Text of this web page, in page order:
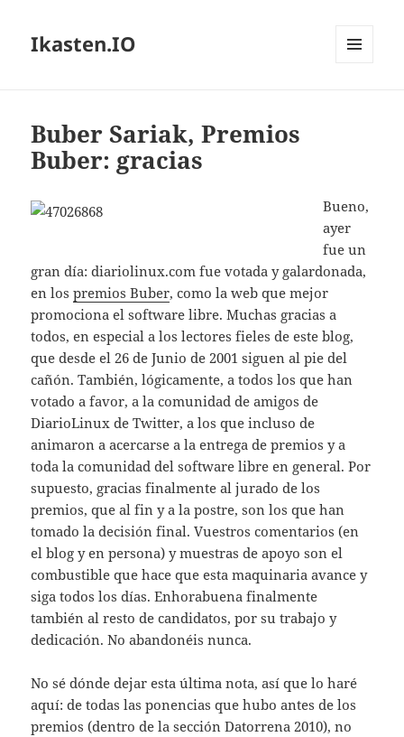
Ikasten.IO
Buber Sariak, Premios
Buber: gracias
Bueno,
ayer
fue un
gran día: diariolinux.com fue votada y galardonada,
en lospremios Buber, como la web que mejor
promociona el software libre. Muchas gracias a
todos, en especial a los lectores fieles de este blog,
que desde el 26 de Junio de 2001 siguen al pie del
cañón. También, lógicamente, a todos los que han
votado a favor, a la comunidad de amigos de
DiarioLinux de Twitter, a los que incluso de
animaron a acercarse a la entrega de premios y a
toda la comunidad del software libre en general. Por
supuesto, gracias finalmente al jurado de los
premios, que al fin y a la postre, son los que han
tomado la decisión final. Vuestros comentarios (en
el blog y en persona) y muestras de apoyo son el
combustible que hace que esta maquinaria avance y
siga todos los días. Enhorabuena finalmente
también al resto de candidatos, por su trabajo y
dedicación. No abandonéis nunca.
No sé dónde dejar esta última nota, así que lo haré
aquí: de todas las ponencias que hubo antes de los
premios (dentro de la sección Datorrena 2010), no